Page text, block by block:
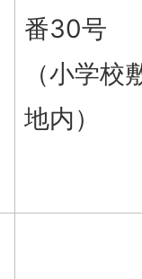
番30号
（小学校
地内）